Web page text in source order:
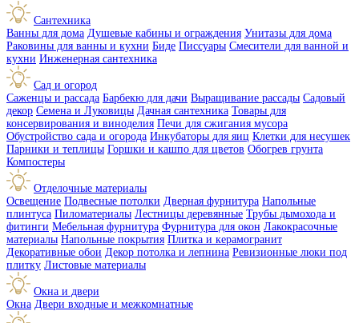
Сантехника
Ванны для дома Душевые кабины и ограждения Унитазы для дома
Раковины для ванны и кухни Биде Писсуары Смесители для ванной и
кухни Инженерная сантехника
Сад и огород
Саженцы и рассада Барбекю для дачи Выращивание рассады Садовый
декор Семена и Луковицы Дачная сантехника Товары для
консервирования и виноделия Печи для сжигания мусора
Обустройство сада и огорода Инкубаторы для яиц Клетки для несушек
Парники и теплицы Горшки и кашпо для цветов Обогрев грунта
Компостеры
Отделочные материалы
Освещение Подвесные потолки Дверная фурнитура Напольные
плинтуса Пиломатериалы Лестницы деревянные Трубы дымохода и
фитинги Мебельная фурнитура Фурнитура для окон Лакокрасочные
материалы Напольные покрытия Плитка и керамогранит
Декоративные обои Декор потолка и лепнина Ревизионные люки под
плитку Листовые материалы
Окна и двери
Окна Двери входные и межкомнатные